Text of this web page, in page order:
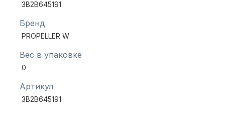
Автохолодильник KYODA
3B2B645191
Бренд
PROPELLER W
Вес в упаковке
0
Артикул
3B2B645191